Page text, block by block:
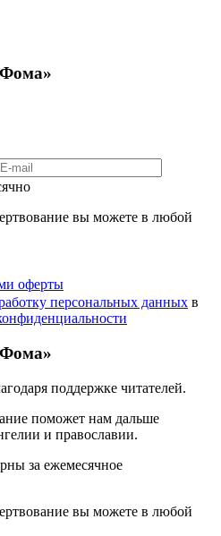
вы можете в любой
оферты
персональных данных в
поддержке читателей.
поможет нам дальше
и православии.
за ежемесячное
вы можете в любой